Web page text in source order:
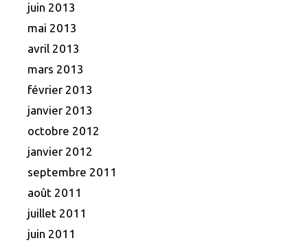
juin 2013
mai 2013
avril 2013
mars 2013
février 2013
janvier 2013
octobre 2012
janvier 2012
septembre 2011
août 2011
juillet 2011
juin 2011